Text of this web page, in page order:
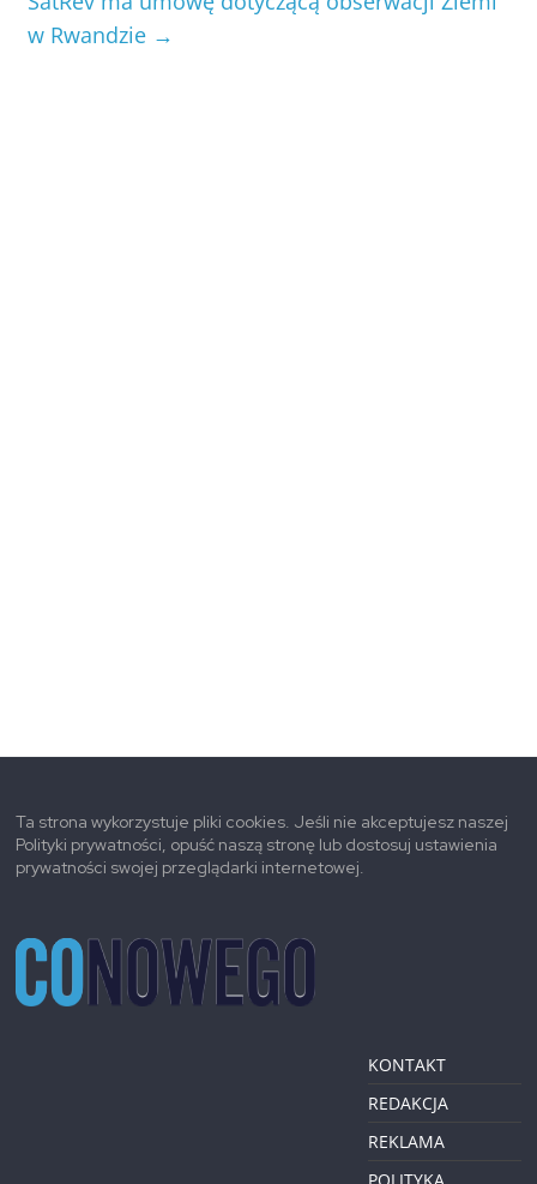
w Rwandzie →
Ta strona wykorzystuje pliki cookies. Jeśli nie akceptujesz naszej
Polityki prywatności, opuść naszą stronę lub dostosuj ustawienia
prywatności swojej przeglądarki internetowej.
KONTAKT
REDAKCJA
REKLAMA
POLITYKA